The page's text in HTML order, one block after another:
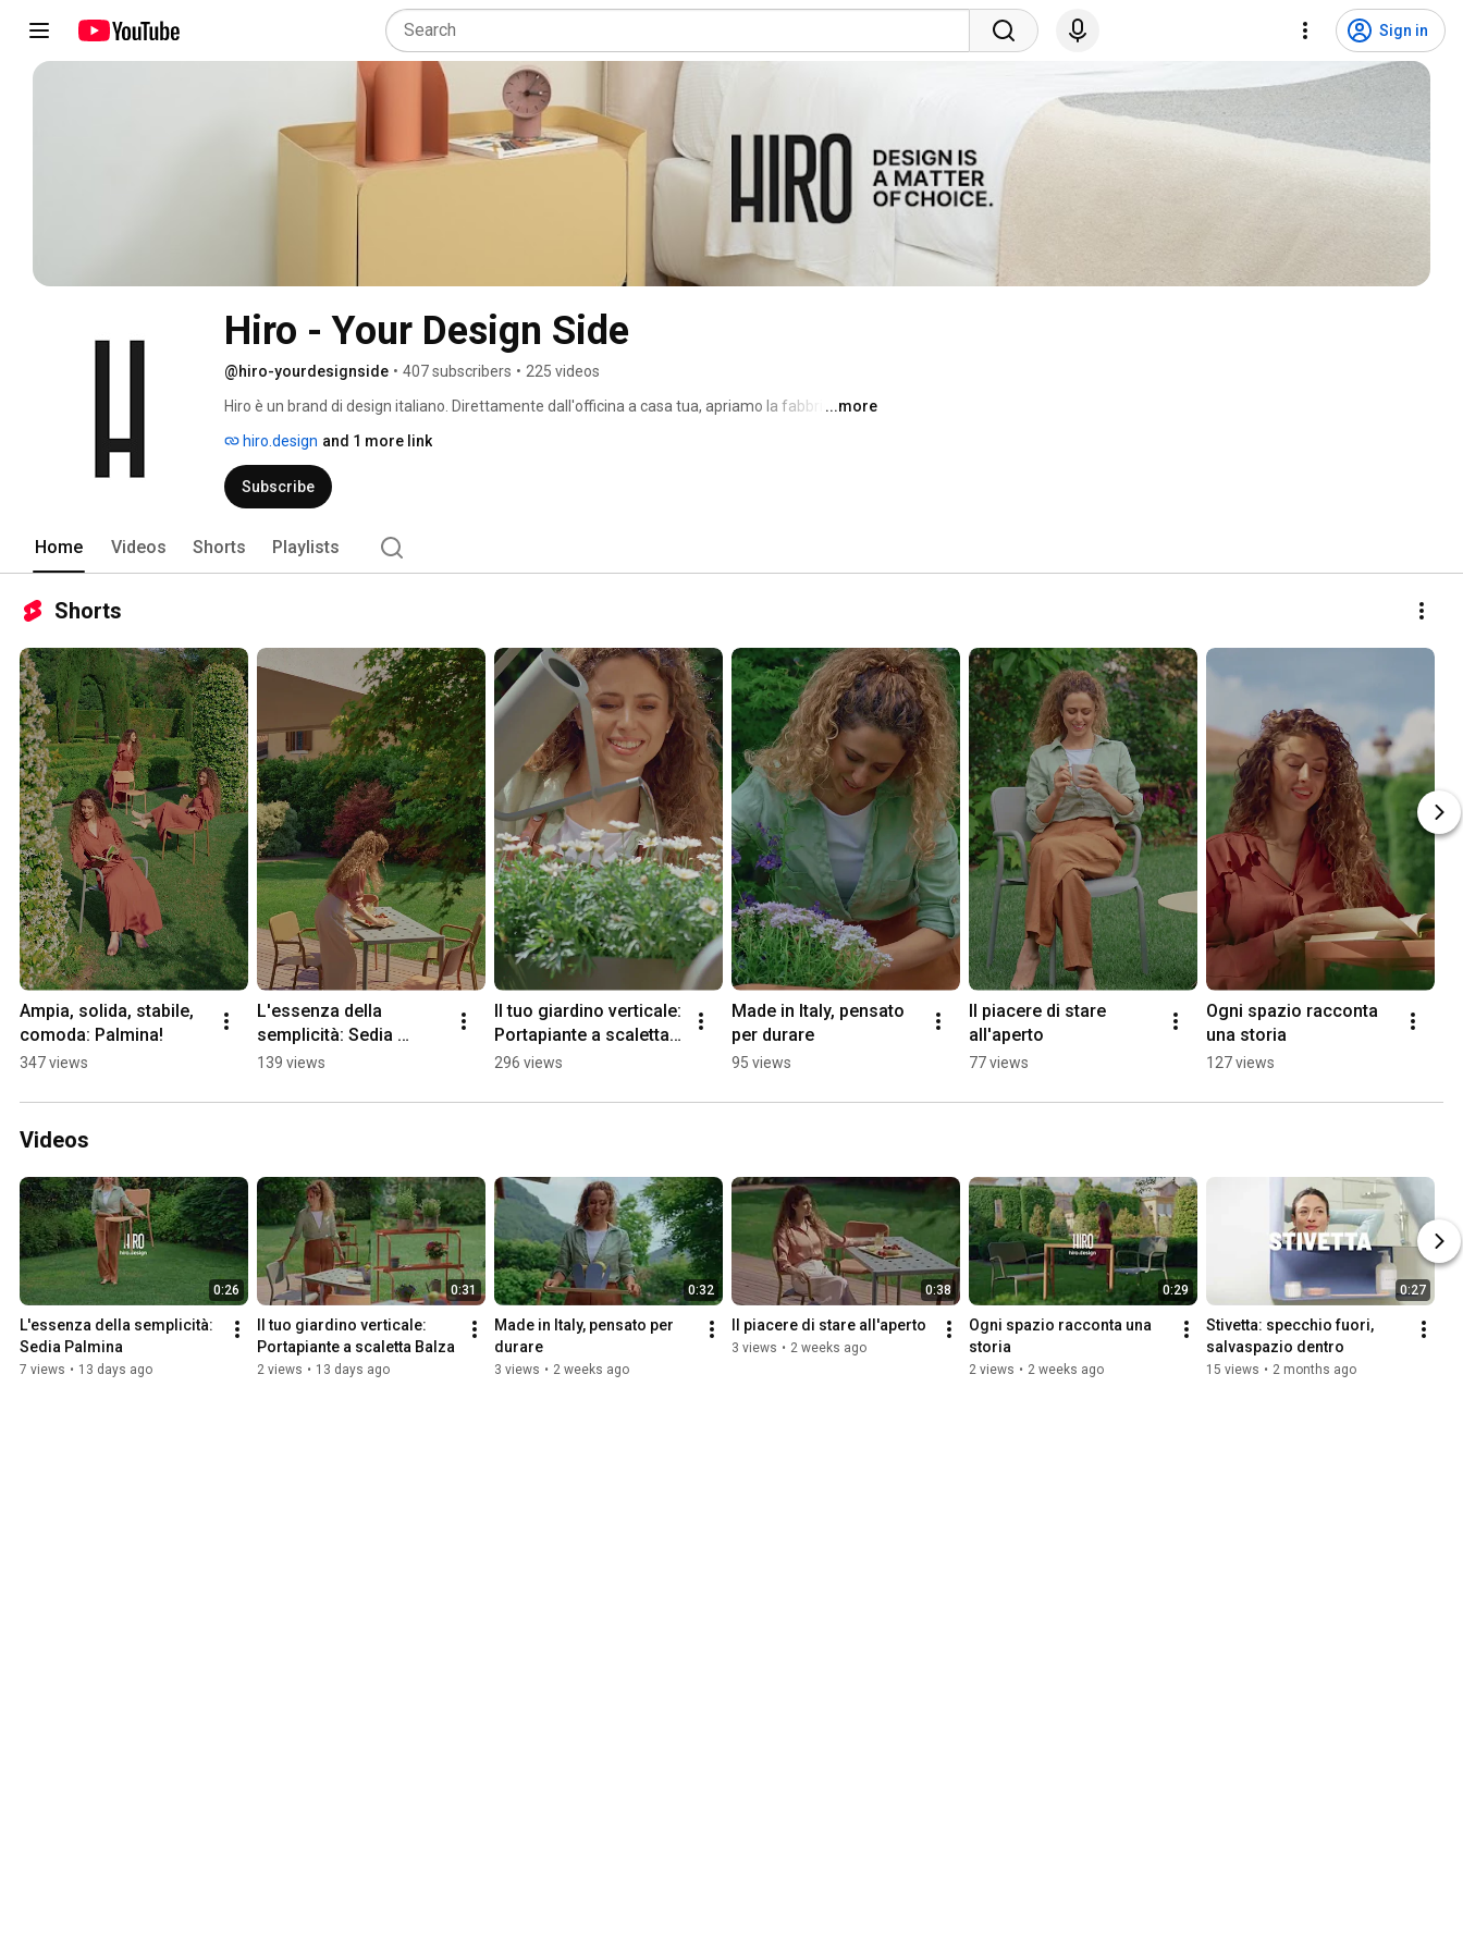
Sign in
Hiro - Your Design Side
@hiro-yourdesignside • 407 subscribers • 225 videos
Hiro è un brand di design italiano. Direttamente dall'officina a casa tua, apriamo la fabbrica ai
progetti dai creativi tramite specifiche "call" aperte a tutti, facendo votare alla nostra
community i progetti più interessanti e coinvolgendoli nella scelta del nome, dei colori e di altre
caratteristiche.
...more
hiro.design and 1 more link
Subscribe
Home Videos Shorts Playlists
Shorts
Ampia, solida, stabile,
comoda: Palmina!
347 views
L'essenza della
semplicità: Sedia
Palmina
139 views
Il tuo giardino verticale:
Portapiante a scaletta
Balza
296 views
Made in Italy, pensato
per durare
95 views
Il piacere di stare
all'aperto
77 views
Ogni spazio racconta
una storia
127 views
Videos
0:26
L'essenza della semplicità:
Sedia Palmina
7 views • 13 days ago
0:31
Il tuo giardino verticale:
Portapiante a scaletta Balza
2 views • 13 days ago
0:32
Made in Italy, pensato per
durare
3 views • 2 weeks ago
0:38
Il piacere di stare all'aperto
3 views • 2 weeks ago
0:29
Ogni spazio racconta una
storia
2 views • 2 weeks ago
0:27
Stivetta: specchio fuori,
salvaspazio dentro
15 views • 2 months ago